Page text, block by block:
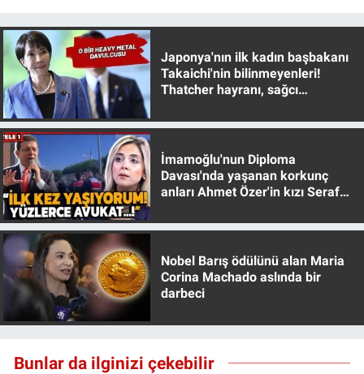
Japonya'nın ilk kadın başbakanı
Takaichi'nin bilinmeyenleri!
Thatcher hayranı, sağcı
İmamoğlu'nun Diploma
Davası'nda yaşanan korkunç
anları Ahmet Özer'in kızı Seraf
Nobel Barış ödülünü alan Maria
Corina Machado aslında bir
darbeci
Bunlar da ilginizi çekebilir
Haber
İlan
Koronavirüs
Kültür Sanat
Ne demişti
Nedir